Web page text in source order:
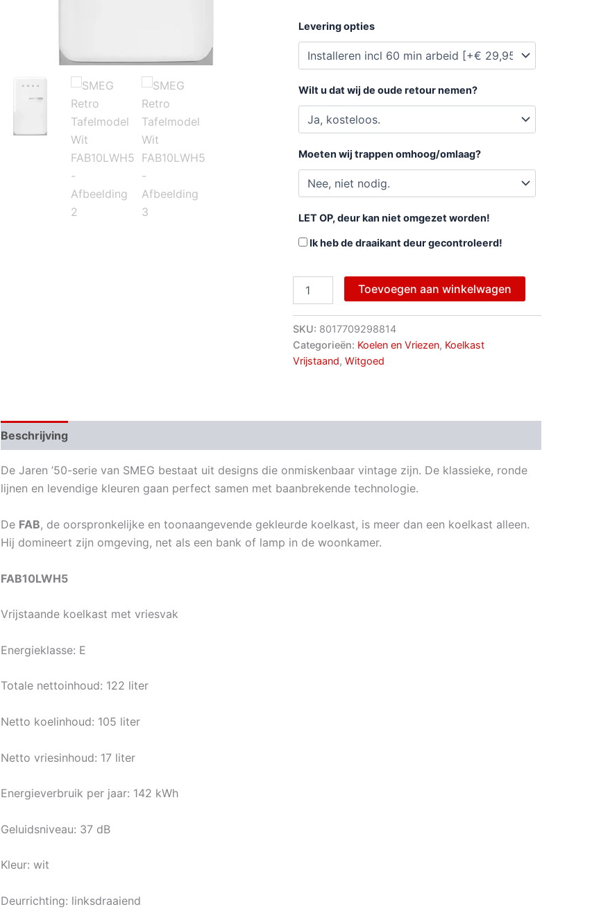
Levering opties
Wilt u dat wij de oude retour nemen?
Moeten wij trappen omhoog/omlaag?
LET OP, deur kan niet omgezet worden!
Ik heb de draaikant deur gecontroleerd!
Toevoegen aan winkelwagen
SKU: 8017709298814
Categorieën: Koelen en Vriezen, Koelkast
Vrijstaand, Witgoed
Beschrijving
De Jaren ’50-serie van SMEG bestaat uit designs die onmiskenbaar vintage zijn. De klassieke, ronde
lijnen en levendige kleuren gaan perfect samen met baanbrekende technologie.
De FAB, de oorspronkelijke en toonaangevende gekleurde koelkast, is meer dan een koelkast alleen.
Hij domineert zijn omgeving, net als een bank of lamp in de woonkamer.
FAB10LWH5
Vrijstaande koelkast met vriesvak
Energieklasse: E
Totale nettoinhoud: 122 liter
Netto koelinhoud: 105 liter
Netto vriesinhoud: 17 liter
Energieverbruik per jaar: 142 kWh
Geluidsniveau: 37 dB
Kleur: wit
Deurrichting: linksdraaiend